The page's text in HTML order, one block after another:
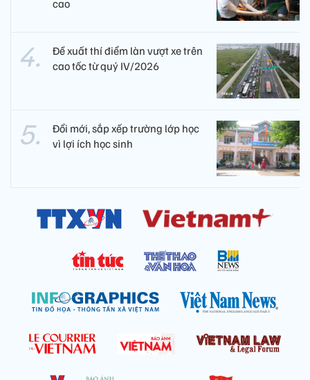
cao
Đề xuất thí điểm làn vượt xe trên
cao tốc từ quý IV/2026
Đổi mới, sắp xếp trường lớp học
vì lợi ích học sinh